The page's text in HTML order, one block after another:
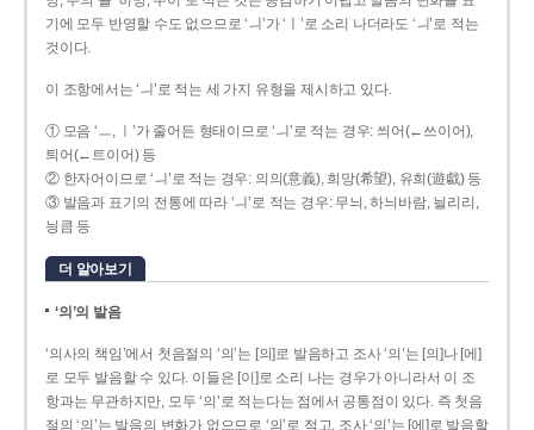
기에 모두 반영할 수도 없으므로 ‘ㅢ’가 ‘ㅣ’로 소리 나더라도 ‘ㅢ’로 적는
것이다.
이 조항에서는 ‘ㅢ’로 적는 세 가지 유형을 제시하고 있다.
① 모음 ‘ㅡ, ㅣ’가 줄어든 형태이므로 ‘ㅢ’로 적는 경우: 씌어(←쓰이어),
틔어(←트이어) 등
② 한자어이므로 ‘ㅢ’로 적는 경우: 의의(意義), 희망(希望), 유희(遊戱) 등
③ 발음과 표기의 전통에 따라 ‘ㅢ’로 적는 경우: 무늬, 하늬바람, 늴리리,
닁큼 등
더 알아보기
‘의’의 발음
‘의사의 책임’에서 첫음절의 ‘의’는 [의]로 발음하고 조사 ‘의’는 [의]나 [에]
로 모두 발음할 수 있다. 이들은 [이]로 소리 나는 경우가 아니라서 이 조
항과는 무관하지만, 모두 ‘의’로 적는다는 점에서 공통점이 있다. 즉 첫음
절의 ‘의’는 발음의 변화가 없으므로 ‘의’로 적고, 조사 ‘의’는 [에]로 발음할